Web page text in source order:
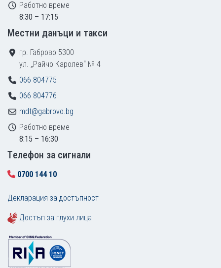
Работно време
8:30 – 17:15
Местни данъци и такси
гр. Габрово 5300
ул. „Райчо Каролев“ № 4
066 804775
066 804776
mdt@gabrovo.bg
Работно време
8:15 – 16:30
Tелефон за сигнали
0700 144 10
Декларация за достъпност
Достъп за глухи лица